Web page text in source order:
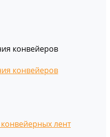
конвейеров
конвейеров
лент